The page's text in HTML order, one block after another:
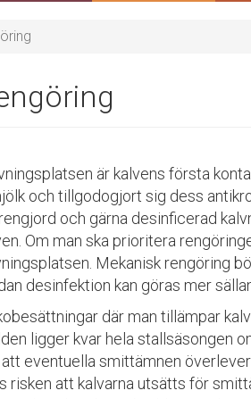
är kalvens första
och tillgodogjort sig dess
och gärna desinficerad
Om man ska prioritera
Mekanisk rengöring
desinfektion kan göras mer
där man tillämpar
ligger kvar hela stallsäsongen
eventuella smittämnen
risken att kalvarna utsätts för